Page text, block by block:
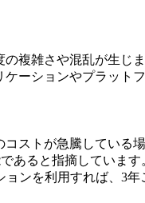
複雑さや混乱が生
ーションやプラット
ストが急騰している
あると指摘しています
ョンを利用すれば、3年